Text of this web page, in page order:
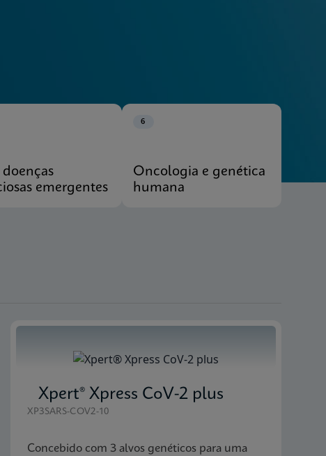
doenças
emergentes
6
Oncologia e genética
humana
Xpert® Xpress CoV-2 plus
XP3SARS-COV2-10
Concebido com 3 alvos genéticos para uma